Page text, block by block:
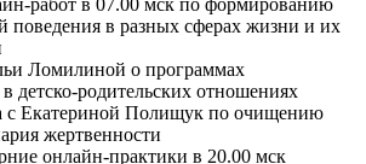
работ в 07.00 мск по формированию
поведения в разных сферах жизни и их
Ломилиной о программах
детско-родительских отношениях
с Екатериной Полищук по очищению
жертвенности
онлайн-практики в 20.00 мск